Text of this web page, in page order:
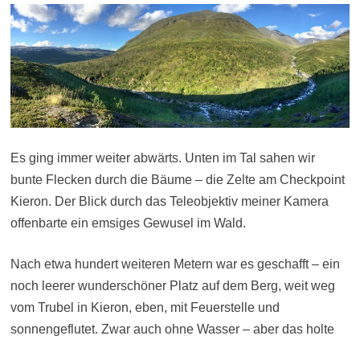
Es ging immer weiter abwärts. Unten im Tal sahen wir
bunte Flecken durch die Bäume – die Zelte am Checkpoint
Kieron. Der Blick durch das Teleobjektiv meiner Kamera
offenbarte ein emsiges Gewusel im Wald.
Nach etwa hundert weiteren Metern war es geschafft – ein
noch leerer wunderschöner Platz auf dem Berg, weit weg
vom Trubel in Kieron, eben, mit Feuerstelle und
sonnengeflutet. Zwar auch ohne Wasser – aber das holte